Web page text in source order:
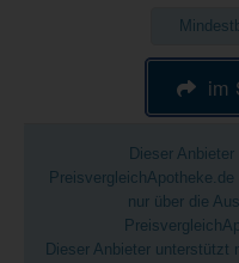
im
Dieser
nur über die
Dieser Anbieter unterstützt